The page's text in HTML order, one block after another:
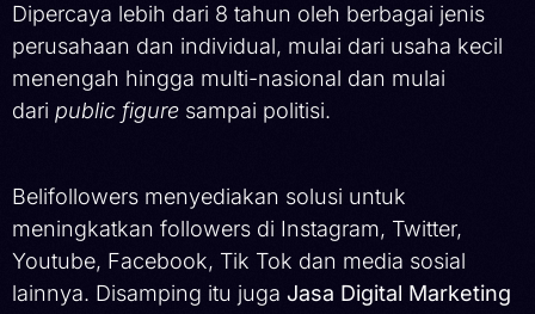
Dipercaya lebih dari 8 tahun oleh berbagai jenis
perusahaan dan individual, mulai dari usaha kecil
menengah hingga multi-nasional dan mulai
dari public figure sampai politisi.
Belifollowers menyediakan solusi untuk
meningkatkan followers di Instagram, Twitter,
Youtube, Facebook, Tik Tok dan media sosial
lainnya. Disamping itu juga Jasa Digital Marketing